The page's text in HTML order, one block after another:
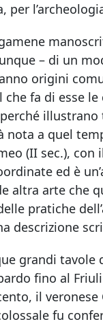
per
– di un
origini
che fa di esse
a quel
(II sec.), con
ed è
altra arte che
pratiche
descrizione
grandi
fino al
il veronese
fu